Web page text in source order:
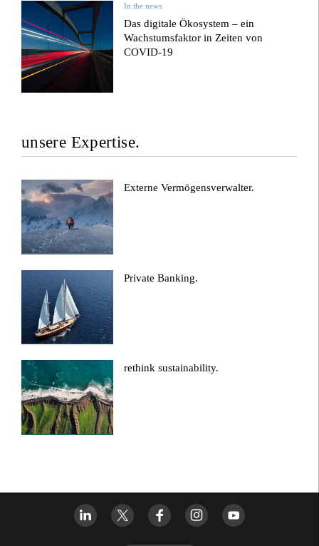
In the news
Das digitale Ökosystem – ein
Wachstumsfaktor in Zeiten von
COVID-19
unsere Expertise.
Externe Vermögensverwalter.
Private Banking.
rethink sustainability.